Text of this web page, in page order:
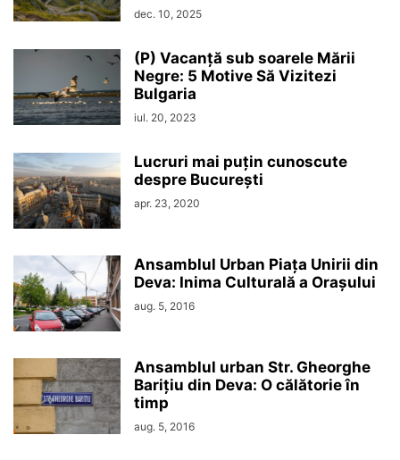
dec. 10, 2025
(P) Vacanță sub soarele Mării
Negre: 5 Motive Să Vizitezi
Bulgaria
iul. 20, 2023
Lucruri mai puțin cunoscute
despre București
apr. 23, 2020
Ansamblul Urban Piața Unirii din
Deva: Inima Culturală a Orașului
aug. 5, 2016
Ansamblul urban Str. Gheorghe
Barițiu din Deva: O călătorie în
timp
aug. 5, 2016